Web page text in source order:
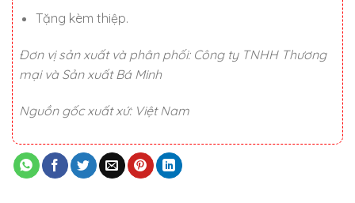
Tặng kèm thiệp.
Đơn vị sản xuất và phân phối: Công ty TNHH Thương
mại và Sản xuất Bá Minh
Nguồn gốc xuất xứ: Việt Nam